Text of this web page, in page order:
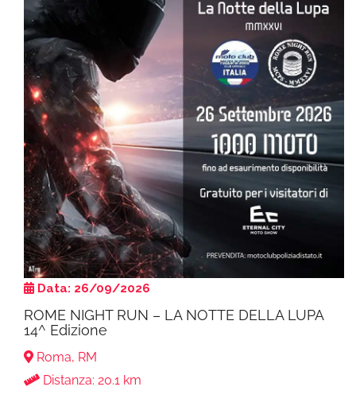
Data: 26/09/2026
ROME NIGHT RUN – LA NOTTE DELLA LUPA
14^ Edizione
Roma, RM
Distanza: 20.1 km